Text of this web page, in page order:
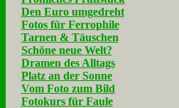
Den Euro umgedreht
Fotos für Ferrophile
Tarnen & Täuschen
Schöne neue Welt?
Dramen des Alltags
Platz an der Sonne
Vom Foto zum Bild
Fotokurs für Faule